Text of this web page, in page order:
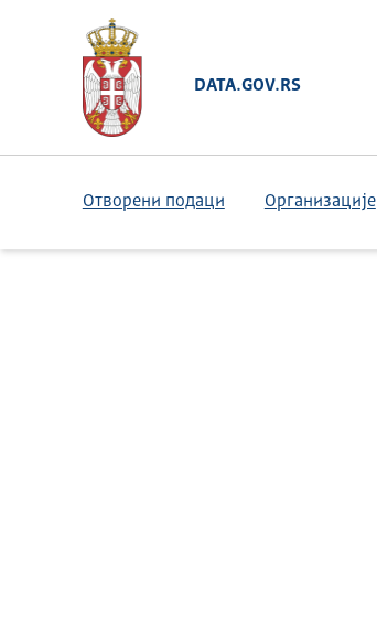
DATA.GOV.RS
Отворени подаци Организације